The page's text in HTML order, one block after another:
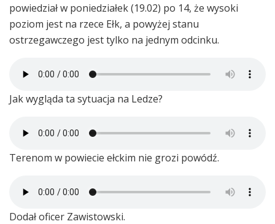
powiedział w poniedziałek (19.02) po 14, że wysoki
poziom jest na rzece Ełk, a powyżej stanu
ostrzegawczego jest tylko na jednym odcinku.
Jak wygląda ta sytuacja na Ledze?
Terenom w powiecie ełckim nie grozi powódź.
Dodał oficer Zawistowski.